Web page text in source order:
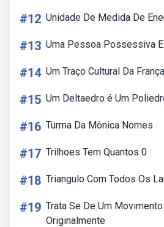
#12 Unidade De Medida De
#13 Uma Pessoa Possessiva
#14 Um Traço Cultural Da França
#15 Um Deltaedro é Um
#16 Turma Da Mônica Nomes
#17 Trilhoes Tem Quantos 0
#18 Triangulo Com Todos Os
#19 Trata Se De Um
Originalmente